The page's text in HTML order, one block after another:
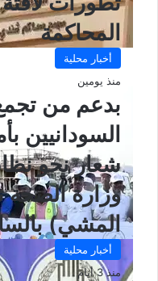
المحاكمة
أخبار محلية
منذ يومين
بدعم من تجمع
السودانيين
شعار نحو
وزارة
المشي)
أخبار محلية
منذ 3 أيام